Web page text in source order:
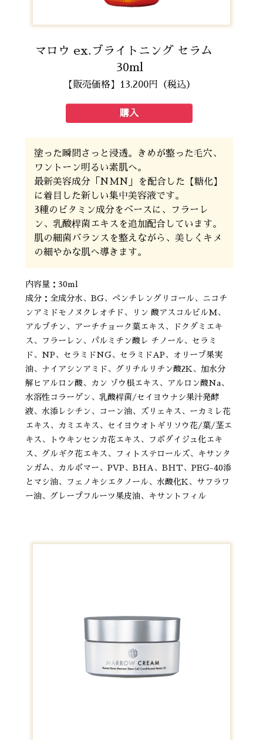
マロウ ex.ブライトニング セラム
30ml
【販売価格】13,200円（税込）
購入
塗った瞬間さっと浸透。きめが整った毛穴、
ワントーン明るい素肌へ。
最新美容成分「NMN」を配合した【糖化】
に着目した新しい集中美容液です。
3種のビタミン成分をベースに、フラーレ
ン、乳酸桿菌エキスを追加配合しています。
肌の細菌バランスを整えながら、美しくキメ
の細やかな肌へ導きます。
内容量：30ml
成分：全成分水、BG、ペンチレングリコール、ニコチ
ンアミドモノヌクレオチド、リン 酸アスコルビルM、
アルブチン、アーチチョーク葉エキス、ドクダミエキ
ス、フラーレン、パルミチン酸レ チノール、セラミ
ド、NP、セラミドNG、セラミドAP、オリーブ果実
油、ナイアシンアミド、グリチルリチン酸2K、加水分
解ヒアルロン酸、カン ゾウ根エキス、アルロン酸Na、
水溶性コラーゲン、乳酸桿菌/セイヨウナシ果汁発酵
液、水添レシチン、コーン油、ズリェキス、ーカミレ花
エキス、カミエキス、セイヨウオトギリソウ花/葉/茎エ
キス、トウキンセンカ花エキス、フボダイジュ化エキ
ス、グルギク花エキス、フィトステロールズ、キサンタ
ンガム、カルボマー、PVP、BHA、BHT、PEG-40添
とマシ油、フェノキシエタノール、水酸化K、サフラワ
ー油、グレープフルーツ果皮油、キサントフィル